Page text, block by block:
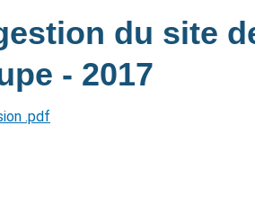
du site
- 2017
.pdf